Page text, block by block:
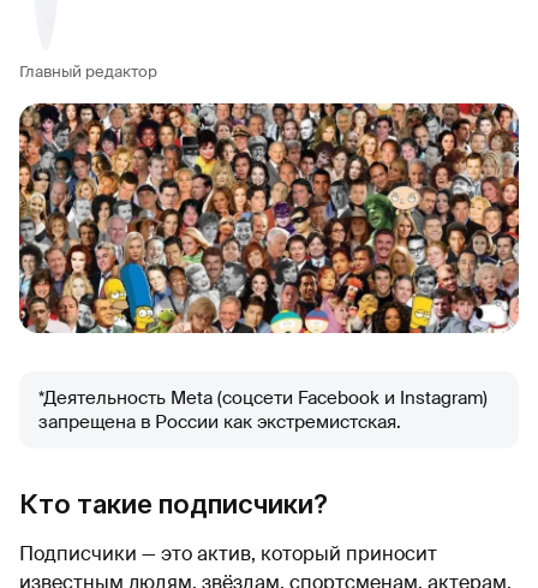
Главный редактор
*Деятельность Meta (соцсети Facebook и Instagram)
запрещена в России как экстремистская.
Кто такие подписчики?
Подписчики — это актив, который приносит
известным людям, звёздам, спортсменам, актерам,